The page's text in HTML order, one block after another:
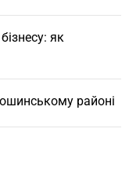
як
районі